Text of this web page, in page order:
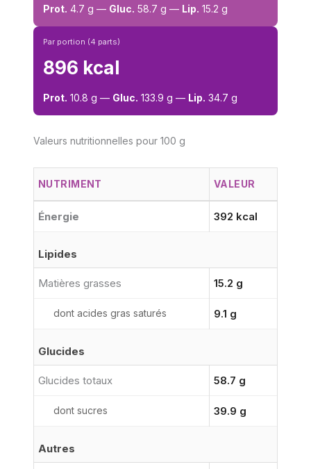
Prot. 4.7 g — Gluc. 58.7 g — Lip. 15.2 g
Par portion (4 parts)
896 kcal
Prot. 10.8 g — Gluc. 133.9 g — Lip. 34.7 g
Valeurs nutritionnelles pour 100 g
NUTRIMENT VALEUR
Énergie 392 kcal
Lipides
Matières grasses 15.2 g
dont acides gras saturés 9.1 g
Glucides
Glucides totaux 58.7 g
dont sucres 39.9 g
Autres